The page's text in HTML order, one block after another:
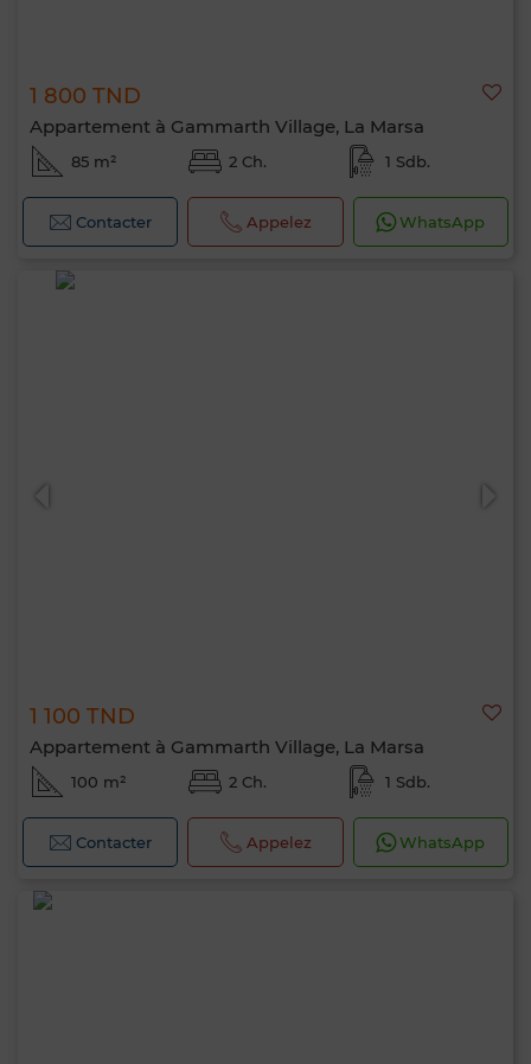
1 800 TND
Appartement à Gammarth Village, La Marsa
85 m² 2 Ch. 1 Sdb.
Contacter Appelez WhatsApp
1 100 TND
Appartement à Gammarth Village, La Marsa
100 m² 2 Ch. 1 Sdb.
Contacter Appelez WhatsApp